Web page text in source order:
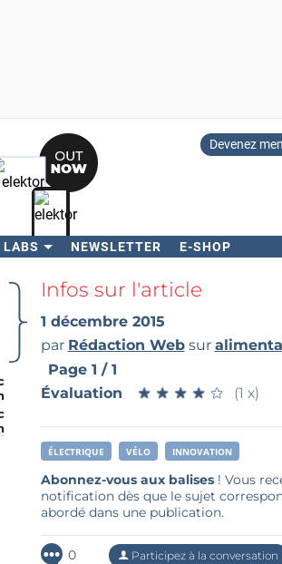
Devenez
LABS NEWSLETTER E-SHOP
RechercherInfos sur l'article
1 décembre 2015
par Rédaction Websur
Page 1 / 1
Évaluation
★ ★ ★ ★ ★
★ ★ ★ ★ ★ (1 x)
ÉLECTRIQUE VÉLO INNOVATION
Abonnez-vous aux balises! Vous
notification dès que le sujet
abordé dans une publication.
0 Participez à la conversation